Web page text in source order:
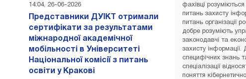
14:04, 26-06-2026
Представники ДУІКТ отримали
сертифікати за результатами
міжнародної академічної
мобільності в Університеті
Національної комісії з питань
освіти у Кракові
фахівці
питань захисту
питань організації
добре розуміють
законодавчі та
захисту
специфічних знань
спеціалізації
поняття